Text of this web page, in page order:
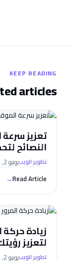
KEEP READING
articles
تعزيز
النصائح
تطوير الويبيونيو 2, 2024
Read Article
→
زيادة
لتعزيز
تطوير الويبيونيو 2, 2024